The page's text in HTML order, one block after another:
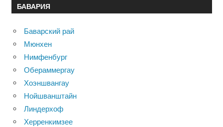
БАВАРИЯ
Баварский рай
Мюнхен
Нимфенбург
Обераммергау
Хоэншвангау
Нойшванштайн
Линдерхоф
Херренкимзее